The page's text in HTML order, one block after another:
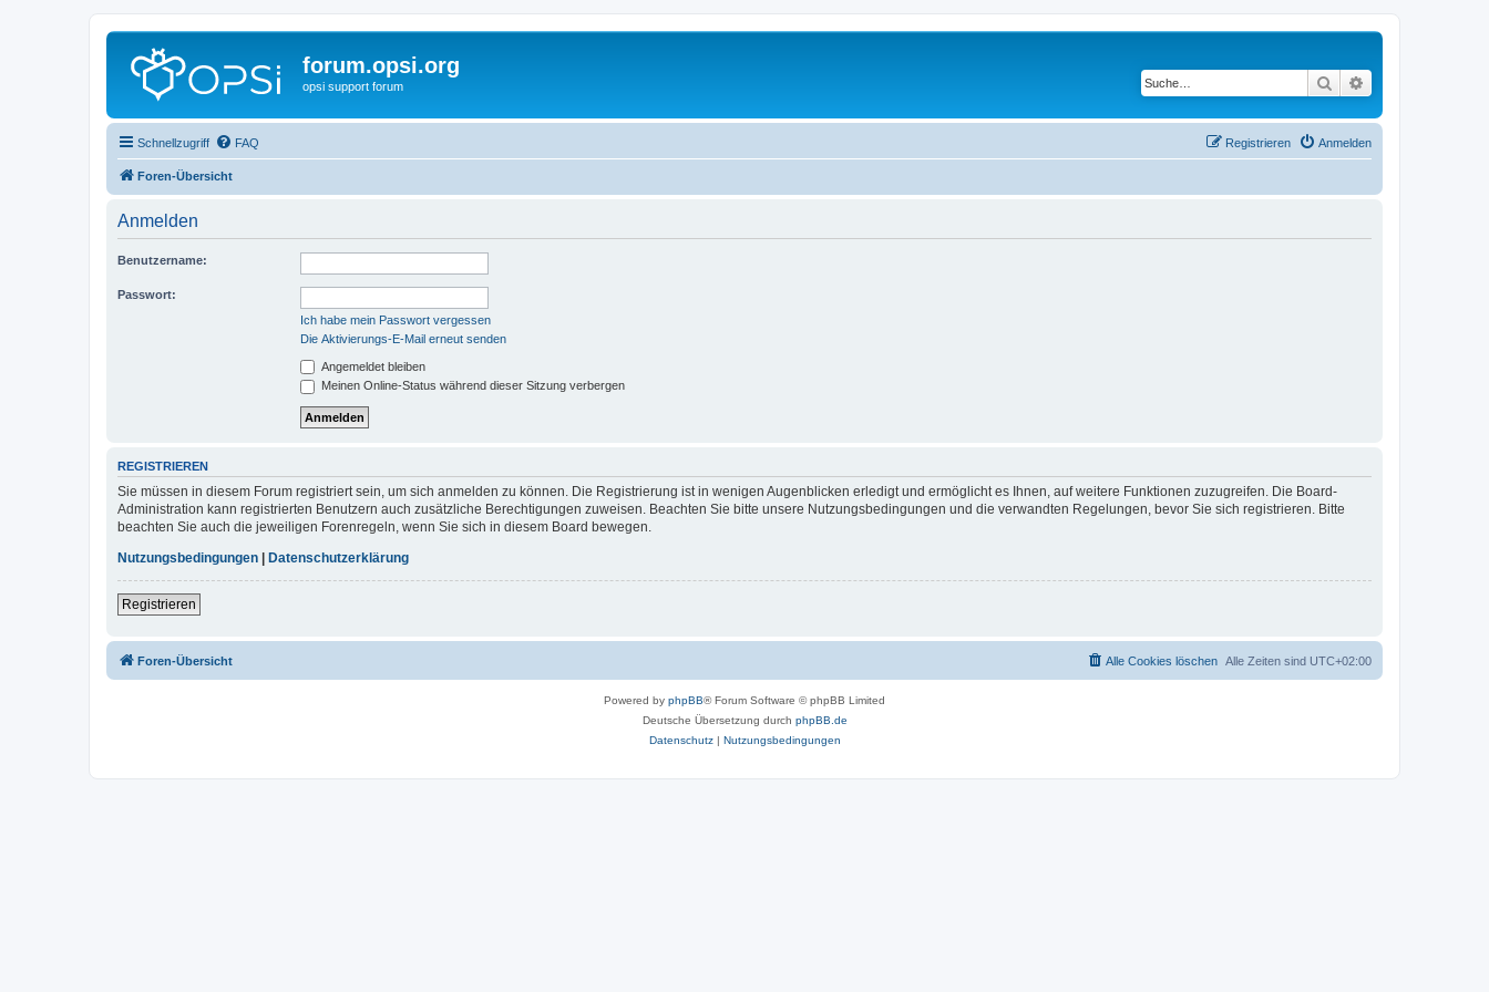
forum.opsi.org
opsi support forum Suche
Schnellzugriff FAQ Anmelden
Registrieren
Foren-Übersicht
Anmelden
Benutzername:
Passwort:
Ich habe mein Passwort vergessen
Die Aktivierungs-E-Mail erneut senden
Angemeldet bleiben
Meinen Online-Status während dieser Sitzung verbergen
REGISTRIEREN
Sie müssen in diesem Forum registriert sein, um sich anmelden zu können. Die Registrierung ist in wenigen Augenblicken erledigt und ermöglicht es Ihnen, auf weitere Funktionen zuzugreifen. Die Board-
Administration kann registrierten Benutzern auch zusätzliche Berechtigungen zuweisen. Beachten Sie bitte unsere Nutzungsbedingungen und die verwandten Regelungen, bevor Sie sich registrieren. Bitte
beachten Sie auch die jeweiligen Forenregeln, wenn Sie sich in diesem Board bewegen.
Nutzungsbedingungen
Datenschutzerklärung
Registrieren
Foren-Übersicht Alle Zeiten sind UTC+02:00
Alle Cookies löschen
Powered by phpBB® Forum Software © phpBB Limited
Deutsche Übersetzung durch phpBB.de
Datenschutz| Nutzungsbedingungen